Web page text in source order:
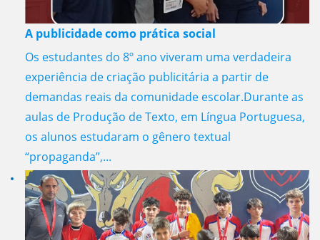
A publicidade como prática social
Os estudantes do 8º ano viveram uma verdadeira
experiência de criação publicitária a partir de
demandas reais da comunidade escolar.Durante as
aulas de Produção de Texto, em Língua Portuguesa,
os alunos estudaram o gênero textual
“propaganda”,...